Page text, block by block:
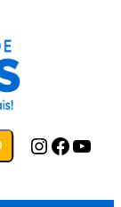
Instagram Facebook YouTube